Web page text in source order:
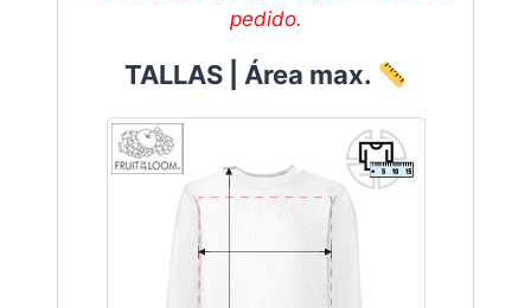
pedido.
TALLAS | Área max.